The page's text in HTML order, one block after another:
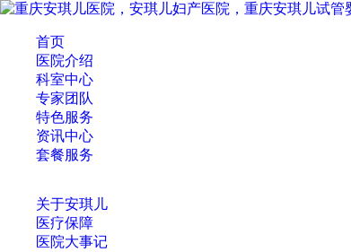
首页
医院介绍
科室中心
专家团队
特色服务
资讯中心
套餐服务
关于安琪儿
医疗保障
医院大事记